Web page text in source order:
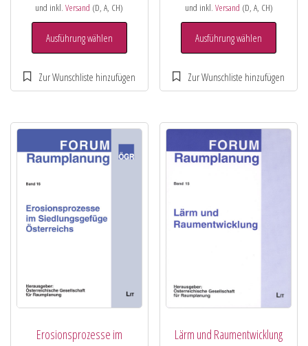
und inkl.Versand (D, A, CH)
Ausführung wählen
und inkl. Versand (D, A, CH)
Ausführung wählen
Erosionsprozesse im
Lärm und Raumentwicklung